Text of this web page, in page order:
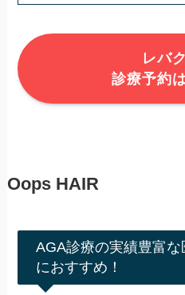
レバ
診療予約
Oops HAIR
AGA診療の実績豊富
におすすめ！